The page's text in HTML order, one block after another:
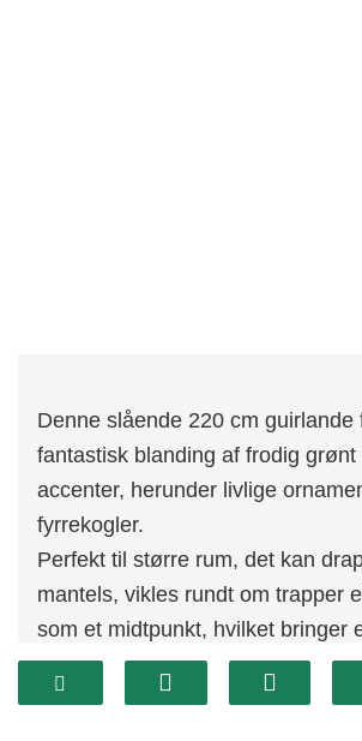
Denne slående 220 cm guirlande
fantastisk blanding af frodig
accenter, herunder livlige
fyrrekogler.
Perfekt til større rum, det kan
mantels, vikles rundt om trapper
som et midtpunkt, hvilket bringer
charme til din ferieindretning.